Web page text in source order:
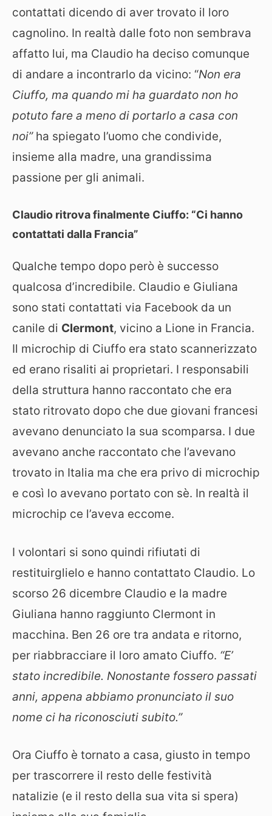
contattati dicendo di aver trovato il loro
cagnolino. In realtà dalle foto non sembrava
affatto lui, ma Claudio ha deciso comunque
di andare a incontrarlo da vicino: “Non era
Ciuffo, ma quando mi ha guardato non ho
potuto fare a meno di portarlo a casa con
noi”ha spiegato l’uomo che condivide,
insieme alla madre, una grandissima
passione per gli animali.
Claudio ritrova finalmente Ciuffo: “Ci hanno
contattati dalla Francia”
Qualche tempo dopo però è successo
qualcosa d’incredibile. Claudio e Giuliana
sono stati contattati via Facebook da un
canile di Clermont, vicino a Lione in Francia.
Il microchip di Ciuffo era stato scannerizzato
ed erano risaliti ai proprietari. I responsabili
della struttura hanno raccontato che era
stato ritrovato dopo che due giovani francesi
avevano denunciato la sua scomparsa. I due
avevano anche raccontato che l’avevano
trovato in Italia ma che era privo di microchip
e così lo avevano portato con sè. In realtà il
microchip ce l’aveva eccome.
I volontari si sono quindi rifiutati di
restituirglielo e hanno contattato Claudio. Lo
scorso 26 dicembre Claudio e la madre
Giuliana hanno raggiunto Clermont in
macchina. Ben 26 ore tra andata e ritorno,
per riabbracciare il loro amato Ciuffo. “E’
stato incredibile. Nonostante fossero passati
anni, appena abbiamo pronunciato il suo
nome ci ha riconosciuti subito.”
Ora Ciuffo è tornato a casa, giusto in tempo
per trascorrere il resto delle festività
natalizie (e il resto della sua vita si spera)